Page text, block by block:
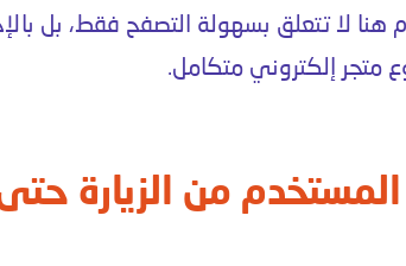
هنا لا تتعلق بسهولة التصفح فقط، بل
متجر إلكتروني متكامل.
من الزيارة